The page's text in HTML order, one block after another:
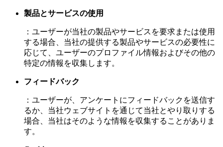
製品とサービスの使用
：ユーザーが当社の製品やサービスを要求または使用
する場合、当社の提供する製品やサービスの必要性に
応じて、ユーザーのプロファイル情報およびその他の
特定の情報を収集します。
フィードバック
：ユーザーが、アンケートにフィードバックを送信す
るか、当社ウェブサイトを通じて当社とやり取りする
場合、当社はそのような情報を収集することがありま
す。